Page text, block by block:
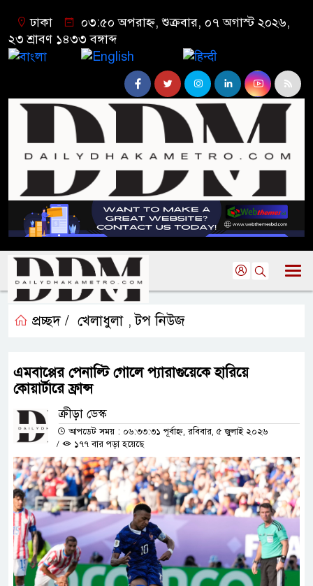
ঢাকা
০৩:৫০ অপরাহ্ন, শুক্রবার, ০৭ অগাস্ট ২০২৬,
২৩ শ্রাবণ ১৪৩৩ বঙ্গাব্দ
প্রচ্ছদ / খেলাধুলা ,টপ নিউজ
এমবাপ্পের পেনাল্টি গোলে প্যারাগুয়েকে হারিয়ে
কোয়ার্টারে ফ্রান্স
ক্রীড়া ডেস্ক
আপডেট সময় : ০৬:৩৩:৩১ পূর্বাহ্ন, রবিবার, ৫ জুলাই ২০২৬
/
১৭৭ বার পড়া হয়েছে